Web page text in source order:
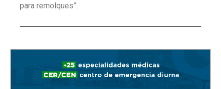
para remolques”.